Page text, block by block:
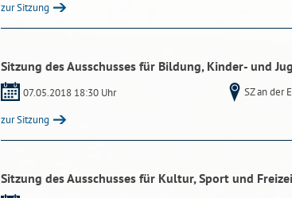
zur Sitzung
Sitzung des Ausschusses für Bildung, Kinder- und
07.05.2018 18:30 Uhr SZ an der
zur Sitzung
Sitzung des Ausschusses für Kultur, Sport und